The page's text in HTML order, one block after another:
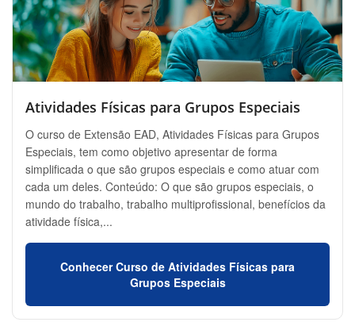
Atividades Físicas para Grupos Especiais
O curso de Extensão EAD, Atividades Físicas para Grupos
Especiais, tem como objetivo apresentar de forma
simplificada o que são grupos especiais e como atuar com
cada um deles. Conteúdo: O que são grupos especiais, o
mundo do trabalho, trabalho multiprofissional, benefícios da
atividade física,...
Conhecer Curso de Atividades Físicas para
Grupos Especiais